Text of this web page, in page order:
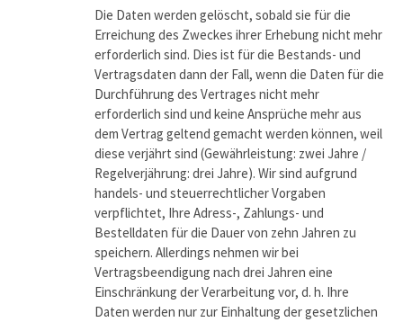
Die Daten werden gelöscht, sobald sie für die
Erreichung des Zweckes ihrer Erhebung nicht mehr
erforderlich sind. Dies ist für die Bestands- und
Vertragsdaten dann der Fall, wenn die Daten für die
Durchführung des Vertrages nicht mehr
erforderlich sind und keine Ansprüche mehr aus
dem Vertrag geltend gemacht werden können, weil
diese verjährt sind (Gewährleistung: zwei Jahre /
Regelverjährung: drei Jahre). Wir sind aufgrund
handels- und steuerrechtlicher Vorgaben
verpflichtet, Ihre Adress-, Zahlungs- und
Bestelldaten für die Dauer von zehn Jahren zu
speichern. Allerdings nehmen wir bei
Vertragsbeendigung nach drei Jahren eine
Einschränkung der Verarbeitung vor, d. h. Ihre
Daten werden nur zur Einhaltung der gesetzlichen